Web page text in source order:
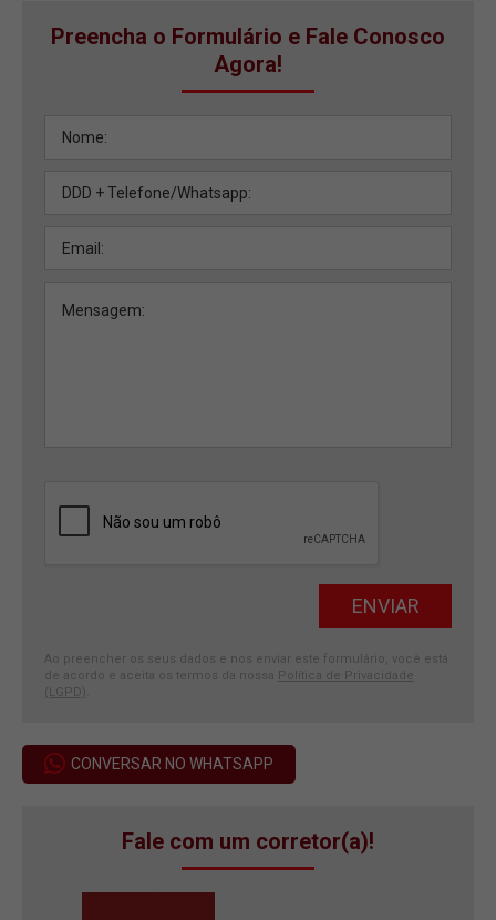
Preencha o Formulário e Fale Conosco
Agora!
Ao preencher os seus dados e nos enviar este formulário, você está
de acordo e aceita os termos da nossa Política de Privacidade
(LGPD)
CONVERSAR NO WHATSAPP
Fale com um corretor(a)!